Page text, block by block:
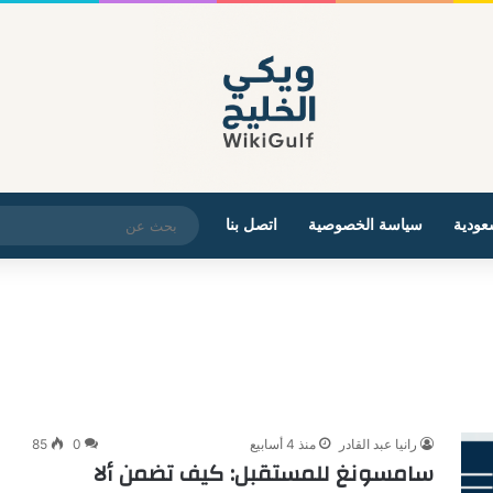
سياسة الخصوصية اتصل بنا
رانيا عبد القادر منذ 4 أسابيع 0
85
سامسونغ للمستقبل: كيف تضمن ألا